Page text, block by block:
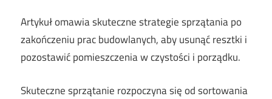
Artykuł omawia skuteczne strategie sprzątania po
zakończeniu prac budowlanych, aby usunąć resztki i
pozostawić pomieszczenia w czystości i porządku.
Skuteczne sprzątanie rozpoczyna się od sortowania